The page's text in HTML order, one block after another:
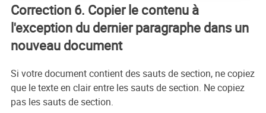
Correction 6. Copier le contenu à
l'exception du dernier paragraphe dans un
nouveau document
Si votre document contient des sauts de section, ne copiez
que le texte en clair entre les sauts de section. Ne copiez
pas les sauts de section.